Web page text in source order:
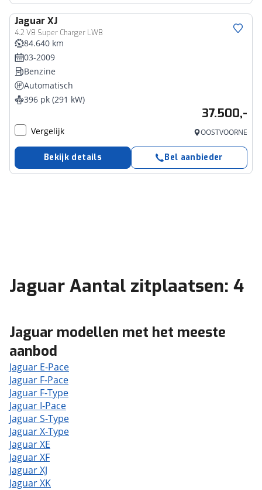
JaguarXJ
4.2 V8 Super Charger LWB
84.640 km
03-2009
Benzine
Automatisch
396 pk (291 kW)
37.500,-
Vergelijk OOSTVOORNE
Bekijk details Bel aanbieder
Jaguar Aantal zitplaatsen: 4
Jaguar modellen met het meeste
aanbod
Jaguar E-Pace
Jaguar F-Pace
Jaguar F-Type
Jaguar I-Pace
Jaguar S-Type
Jaguar X-Type
Jaguar XE
Jaguar XF
Jaguar XJ
Jaguar XK